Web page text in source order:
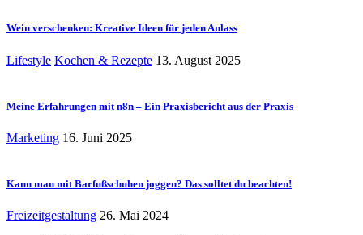
Wein verschenken: Kreative Ideen für jeden Anlass
Lifestyle Kochen & Rezepte 13. August 2025
Meine Erfahrungen mit n8n – Ein Praxisbericht aus der Praxis
Marketing 16. Juni 2025
Kann man mit Barfußschuhen joggen? Das solltet du beachten!
Freizeitgestaltung 26. Mai 2024